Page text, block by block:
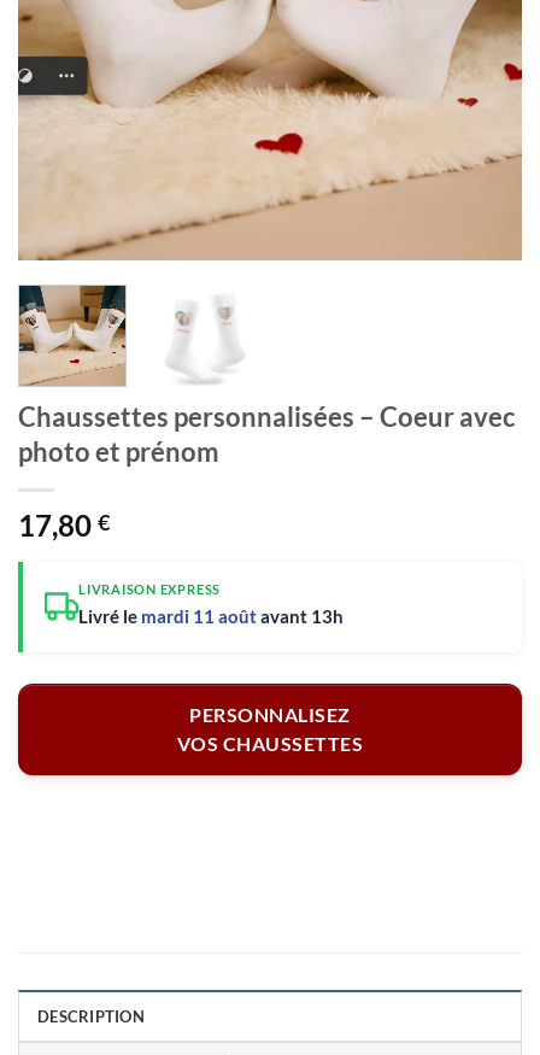
Chaussettes personnalisées – Coeur avec
photo et prénom
17,80 €
LIVRAISON EXPRESS
Livré le mardi 11 aoûtavant 13h
PERSONNALISEZ
VOS CHAUSSETTES
DESCRIPTION